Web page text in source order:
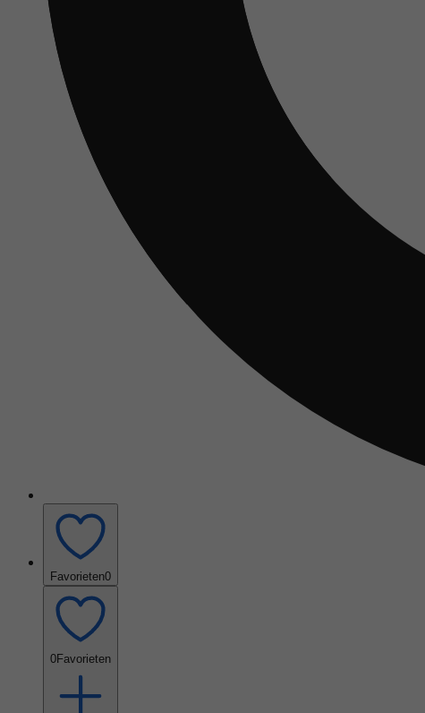
Favorieten0
0Favorieten